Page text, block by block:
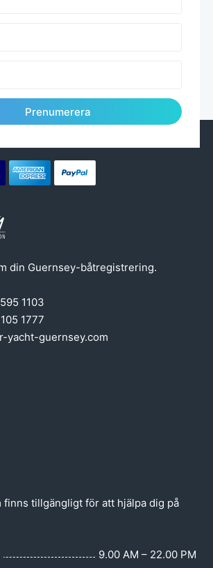
Prenumerera
din Guernsey-båtregistrering.
1103
1777
yacht-guernsey.com
finns tillgängligt för att hjälpa dig på
9.00 AM – 22.00 PM